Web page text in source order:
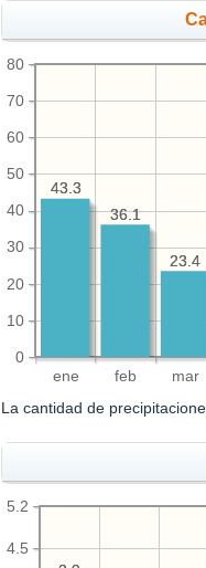
ene feb mar
0
10
20
30
40
50
60
70
80
23.4
36.1
43.3
23.4
36.1
43.3
La cantidad de
4.5
5.2